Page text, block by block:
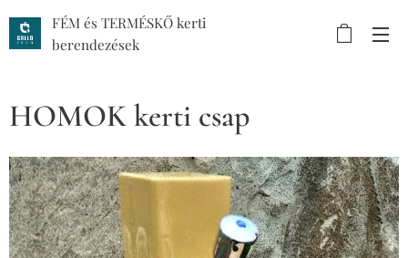
FÉM és TERMÉSKŐ kerti
berendezések
HOMOK kerti csap